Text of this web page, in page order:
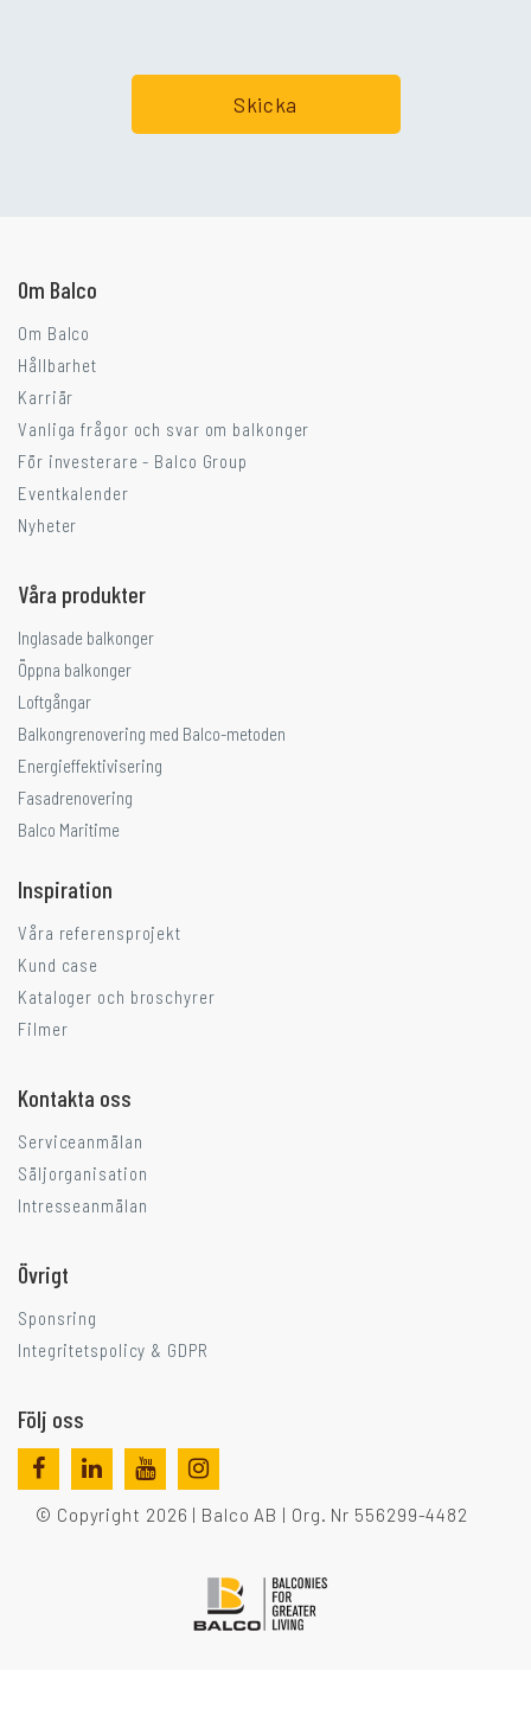
Om Balco
Om Balco
Hållbarhet
Karriär
Vanliga frågor och svar om balkonger
För investerare - Balco Group
Eventkalender
Nyheter
Våra produkter
Inglasade balkonger
Öppna balkonger
Loftgångar
Balkongrenovering med Balco-metoden
Energieffektivisering
Fasadrenovering
Balco Maritime
Inspiration
Våra referensprojekt
Kund case
Kataloger och broschyrer
Filmer
Kontakta oss
Serviceanmälan
Säljorganisation
Intresseanmälan
Övrigt
Sponsring
Integritetspolicy & GDPR
Följ oss
© Copyright 2026 | Balco AB | Org. Nr 556299-4482